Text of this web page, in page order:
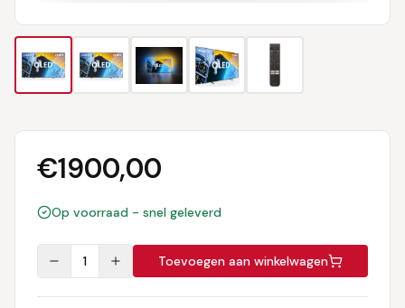
€1900,00
Op voorraad - snel geleverd
1 Toevoegen aan winkelwagen